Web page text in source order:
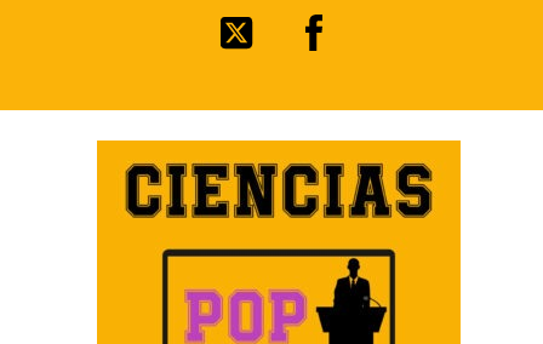
Twitter Facebook